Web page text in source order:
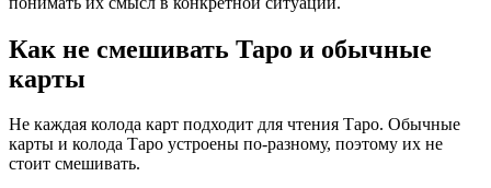
Как не смешивать Таро и обычные
карты
Не каждая колода карт подходит для чтения Таро. Обычные
карты и колода Таро устроены по-разному, поэтому их не
стоит смешивать.